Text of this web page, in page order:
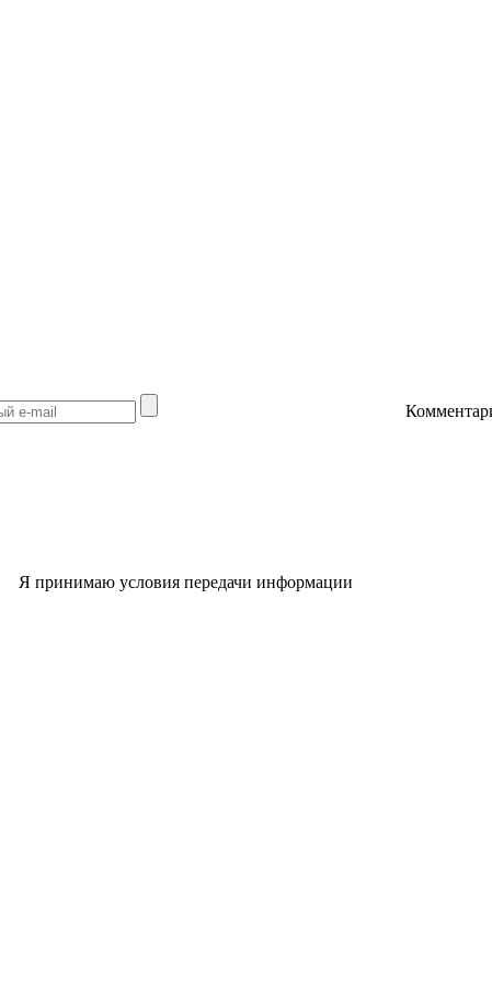
Я принимаю условия передачи информации